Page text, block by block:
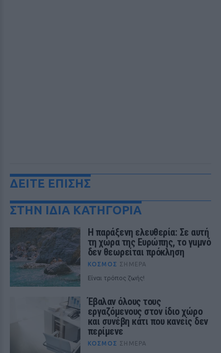
ΔΕΙΤΕ ΕΠΙΣΗΣ
ΣΤΗΝ ΙΔΙΑ ΚΑΤΗΓΟΡΙΑ
Η παράξενη ελευθερία: Σε αυτή
τη χώρα της Ευρώπης, το γuμνό
δεν θεωρείται πρόκληση
ΚΌΣΜΟΣ ΣΉΜΕΡΑ
Είναι τρόπος ζωής!
Έβαλαν όλους τους
εργαζόμενους στον ίδιο χώρο
και συνέβη κάτι που κανείς δεν
περίμενε
ΚΌΣΜΟΣ ΣΉΜΕΡΑ